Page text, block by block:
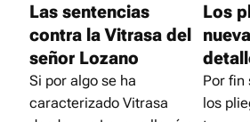
Las sentencias
contra la Vitrasa del
señor Lozano
Si por algo se ha
caracterizado Vitrasa
Los
Por fin
los